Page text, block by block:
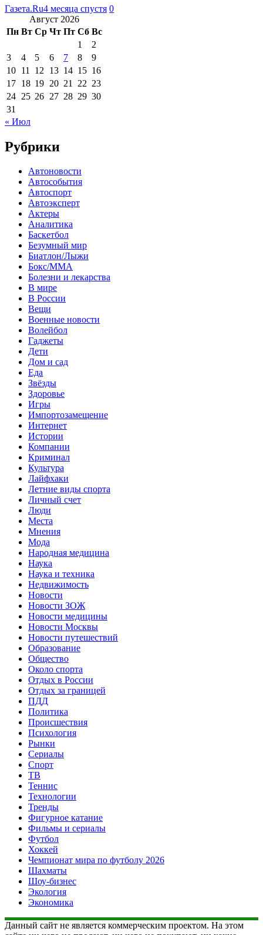
Газета.Ru4 месяца спустя 0
Август 2026
Пн Вт Ср Чт Пт Сб Вс
1
2
3
4 5 6 7 8
9
10 11 12 13 14 15 16
17 18 19 20 21 22 23
24 25 26 27 28 29 30
31
« Июл
Рубрики
Автоновости
Автособытия
Автоспорт
Автоэксперт
Актеры
Аналитика
Баскетбол
Безумный мир
Биатлон/Лыжи
Бокс/MMA
Болезни и лекарства
В мире
В России
Вещи
Военные новости
Волейбол
Гаджеты
Дети
Дом и сад
Еда
Звёзды
Здоровье
Игры
Импортозамещение
Интернет
Истории
Компании
Криминал
Культура
Лайфхаки
Летние виды спорта
Личный счет
Люди
Места
Мнения
Мода
Народная медицина
Наука
Наука и техника
Недвижимость
Новости
Новости ЗОЖ
Новости медицины
Новости Москвы
Новости путешествий
Образование
Общество
Около спорта
Отдых в России
Отдых за границей
ПДД
Политика
Происшествия
Психология
Рынки
Сериалы
Спорт
ТВ
Теннис
Технологии
Тренды
Фигурное катание
Фильмы и сериалы
Футбол
Хоккей
Чемпионат мира по футболу 2026
Шахматы
Шоу-бизнес
Экология
Экономика
Данный сайт не является коммерческим проектом. На этом